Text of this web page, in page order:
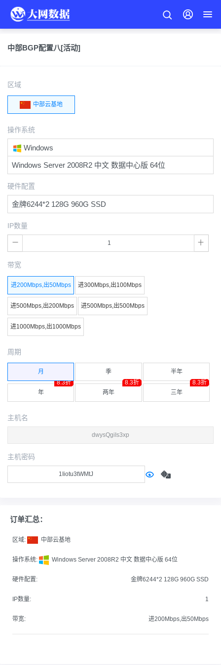
中部BGP配置八[活动]
区域
中部云基地
操作系统
Windows
Windows Server 2008R2 中文 数据中心版 64位
硬件配置
金牌6244*2 128G 960G SSD
IP数量
带宽
进200Mbps,出50Mbps 进300Mbps,出100Mbps
进500Mbps,出200Mbps 进500Mbps,出500Mbps
进1000Mbps,出1000Mbps
周期
月 季 半年
年
8.3折
两年
8.3折
三年
8.3折
主机名
主机密码
订单汇总：
区域: 中部云基地
操作系统: Windows Server 2008R2 中文 数据中心版 64位
硬件配置: 金牌6244*2 128G 960G SSD
IP数量: 1
带宽: 进200Mbps,出50Mbps